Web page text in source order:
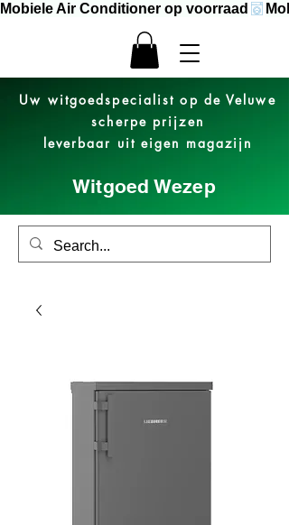
Uw witgoedspecialist op de Veluwe
scherpe prijzen
leverbaar uit eigen magazijn
Witgoed Wezep
Mobiele Air Conditioner op voorraad